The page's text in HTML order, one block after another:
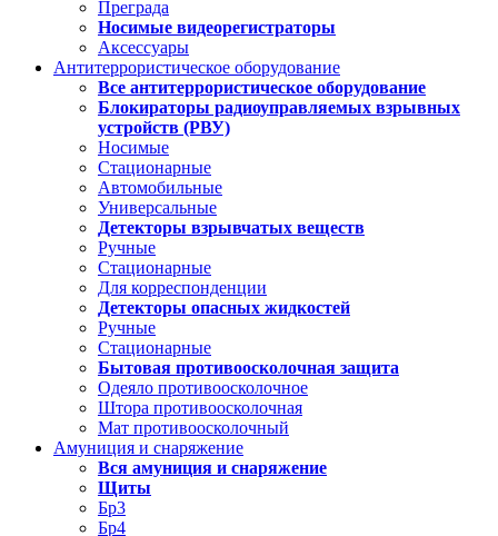
Преграда
Носимые видеорегистраторы
Аксессуары
Антитеррористическое оборудование
Все антитеррористическое оборудование
Блокираторы радиоуправляемых взрывных
устройств (РВУ)
Носимые
Стационарные
Автомобильные
Универсальные
Детекторы взрывчатых веществ
Ручные
Стационарные
Для корреспонденции
Детекторы опасных жидкостей
Ручные
Стационарные
Бытовая противоосколочная защита
Одеяло противоосколочное
Штора противоосколочная
Мат противоосколочный
Амуниция и снаряжение
Вся амуниция и снаряжение
Щиты
Бр3
Бр4